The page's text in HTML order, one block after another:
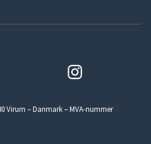
Virum – Danmark – MVA-nummer